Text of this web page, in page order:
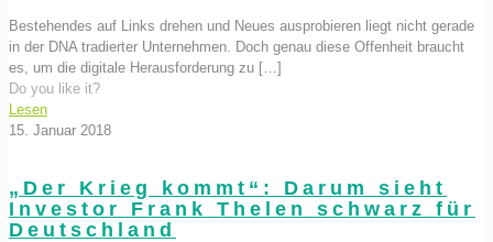
Bestehendes auf Links drehen und Neues ausprobieren liegt nicht gerade
in der DNA tradierter Unternehmen. Doch genau diese Offenheit braucht
es, um die digitale Herausforderung zu […]
Do you like it?
Lesen
15. Januar 2018
„Der Krieg kommt“: Darum sieht
Investor Frank Thelen schwarz für
Deutschland